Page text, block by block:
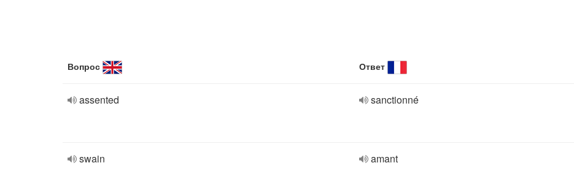
Вопрос Ответ
assented sanctionné
swain amant